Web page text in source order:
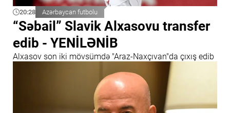
20:28 Azərbaycan futbolu
“Səbail” Slavik Alxasovu transfer
edib - YENİLƏNİB
Alxasov son iki mövsümdə "Araz-Naxçıvan"da çıxış edib